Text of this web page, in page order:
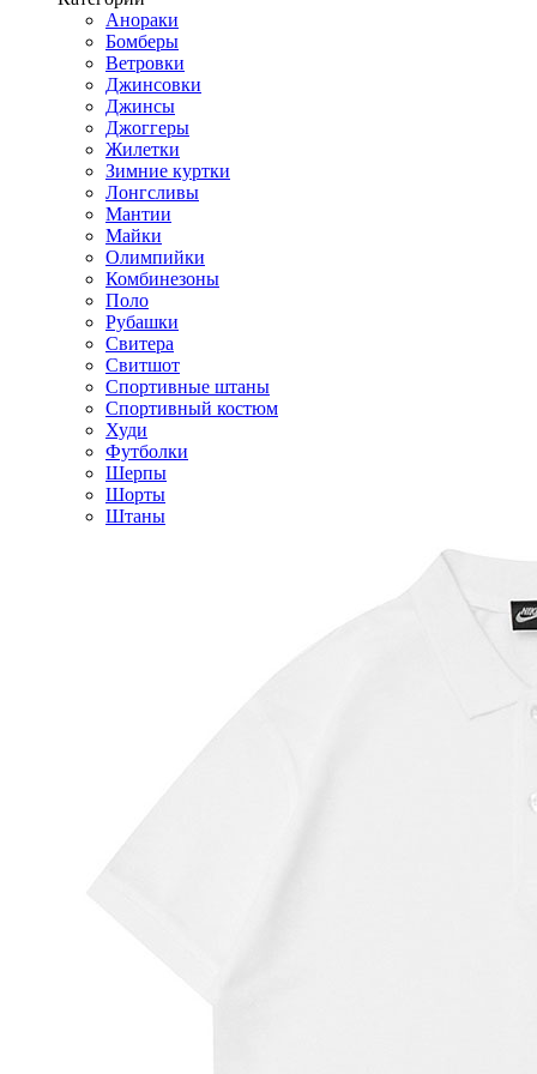
Анораки
Бомберы
Ветровки
Джинсовки
Джинсы
Джоггеры
Жилетки
Зимние куртки
Лонгсливы
Мантии
Майки
Олимпийки
Комбинезоны
Поло
Рубашки
Свитера
Свитшот
Спортивные штаны
Спортивный костюм
Худи
Футболки
Шерпы
Шорты
Штаны